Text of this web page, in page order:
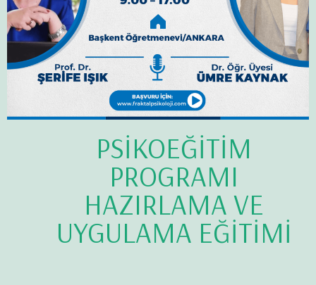
PSİKOEĞİTİM
PROGRAMI
HAZIRLAMA VE
UYGULAMA EĞİTİMİ